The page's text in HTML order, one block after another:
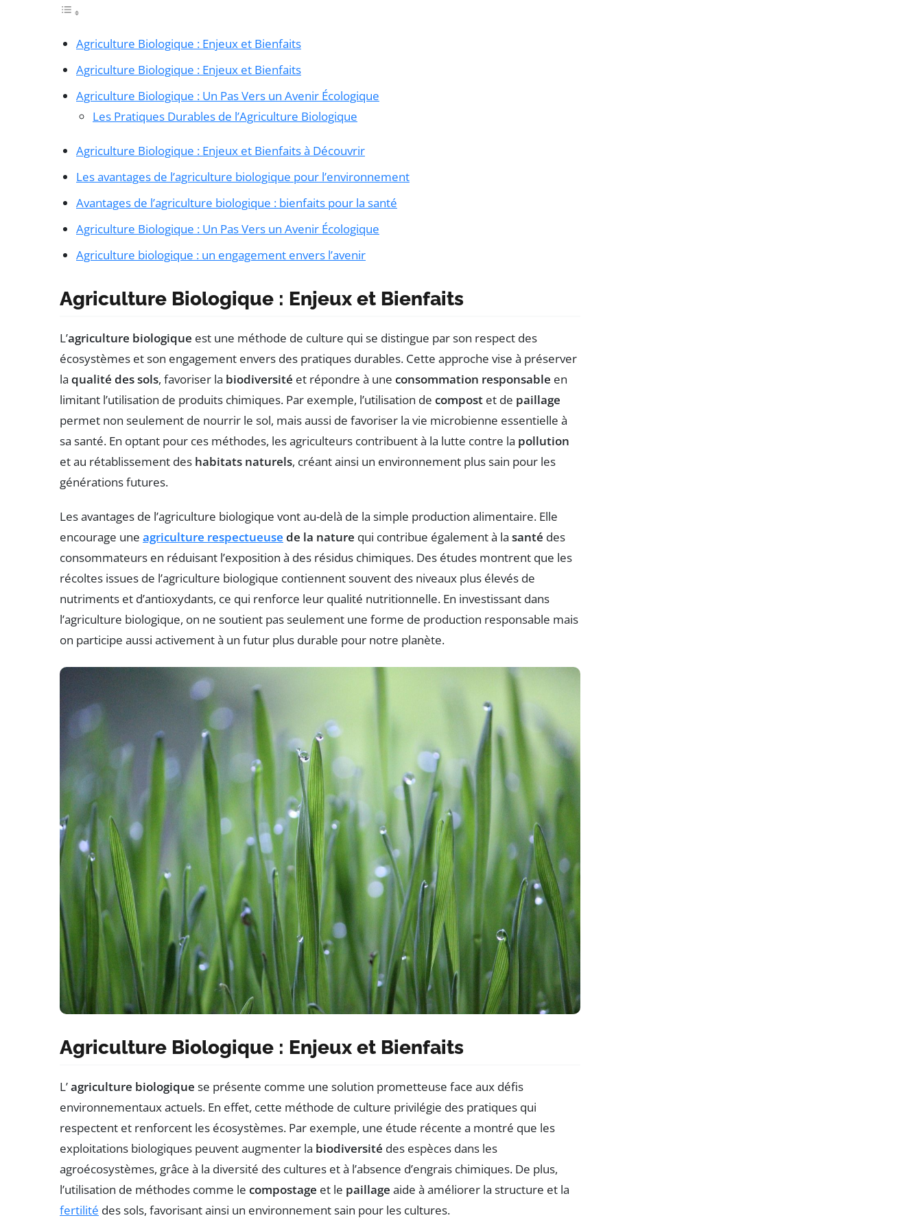
Agriculture Biologique : Enjeux et Bienfaits
Agriculture Biologique : Enjeux et Bienfaits
Agriculture Biologique : Un Pas Vers un Avenir Écologique
Les Pratiques Durables de l’Agriculture Biologique
Agriculture Biologique : Enjeux et Bienfaits à Découvrir
Les avantages de l’agriculture biologique pour l’environnement
Avantages de l’agriculture biologique : bienfaits pour la santé
Agriculture Biologique : Un Pas Vers un Avenir Écologique
Agriculture biologique : un engagement envers l’avenir
Agriculture Biologique : Enjeux et Bienfaits
L’agriculture biologique est une méthode de culture qui se distingue par son respect des
écosystèmes et son engagement envers des pratiques durables. Cette approche vise à préserver
la qualité des sols, favoriser la biodiversité et répondre à une consommation responsable en
limitant l’utilisation de produits chimiques. Par exemple, l’utilisation de compost et de paillage
permet non seulement de nourrir le sol, mais aussi de favoriser la vie microbienne essentielle à
sa santé. En optant pour ces méthodes, les agriculteurs contribuent à la lutte contre la pollution
et au rétablissement des habitats naturels, créant ainsi un environnement plus sain pour les
générations futures.
Les avantages de l’agriculture biologique vont au-delà de la simple production alimentaire. Elle
encourage une agriculture respectueuse de la nature qui contribue également à la santé des
consommateurs en réduisant l’exposition à des résidus chimiques. Des études montrent que les
récoltes issues de l’agriculture biologique contiennent souvent des niveaux plus élevés de
nutriments et d’antioxydants, ce qui renforce leur qualité nutritionnelle. En investissant dans
l’agriculture biologique, on ne soutient pas seulement une forme de production responsable mais
on participe aussi activement à un futur plus durable pour notre planète.
Agriculture Biologique : Enjeux et Bienfaits
L’agriculture biologique se présente comme une solution prometteuse face aux défis
environnementaux actuels. En effet, cette méthode de culture privilégie des pratiques qui
respectent et renforcent les écosystèmes. Par exemple, une étude récente a montré que les
exploitations biologiques peuvent augmenter la biodiversité des espèces dans les
agroécosystèmes, grâce à la diversité des cultures et à l’absence d’engrais chimiques. De plus,
l’utilisation de méthodes comme le compostage et le paillage aide à améliorer la structure et la
fertilité des sols, favorisant ainsi un environnement sain pour les cultures.